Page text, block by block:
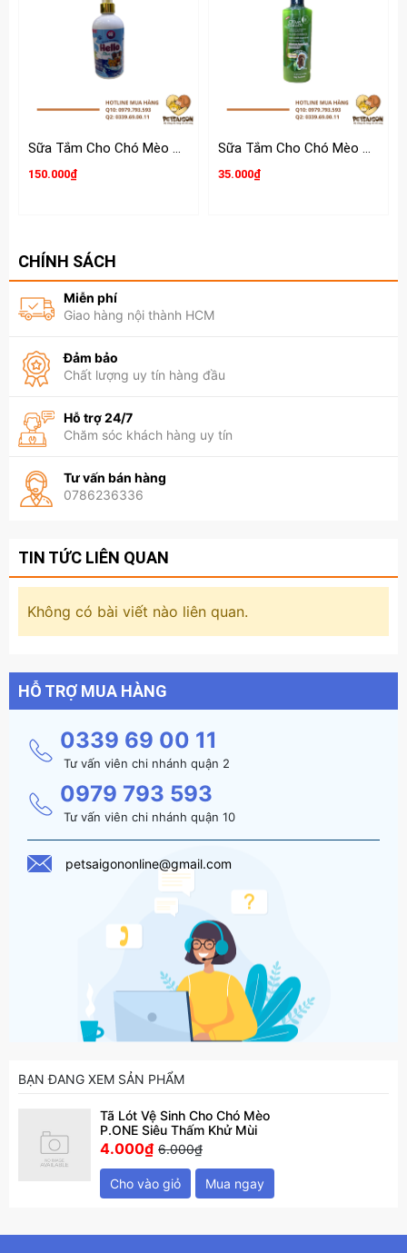
Sữa Tắm Cho Chó Mèo Hello 280g
150.000₫
Sữa Tắm Cho Chó Mèo Olive Essence
35.000₫
CHÍNH SÁCH
Miễn phí
Giao hàng nội thành HCM
Đảm bảo
Chất lượng uy tín hàng đầu
Hỗ trợ 24/7
Chăm sóc khách hàng uy tín
Tư vấn bán hàng
0786236336
TIN TỨC LIÊN QUAN
Không có bài viết nào liên quan.
HỖ TRỢ MUA HÀNG
0339 69 00 11
Tư vấn viên chi nhánh quận 2
0979 793 593
Tư vấn viên chi nhánh quận 10
petsaigononline@gmail.com
BẠN ĐANG XEM SẢN PHẨM
Tã Lót Vệ Sinh Cho Chó Mèo
P.ONE Siêu Thấm Khử Mùi
4.000₫ 6.000₫
Cho vào giỏ Mua ngay